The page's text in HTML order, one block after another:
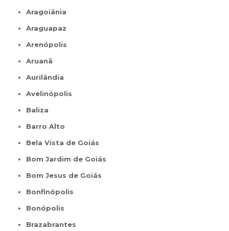
Aragoiânia
Araguapaz
Arenópolis
Aruanã
Aurilândia
Avelinópolis
Baliza
Barro Alto
Bela Vista de Goiás
Bom Jardim de Goiás
Bom Jesus de Goiás
Bonfinópolis
Bonópolis
Brazabrantes